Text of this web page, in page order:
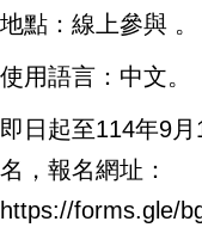
地點：線上參與 。
使用語言：中文。
即日起至114年9
名，報名網址：
https://forms.gle/